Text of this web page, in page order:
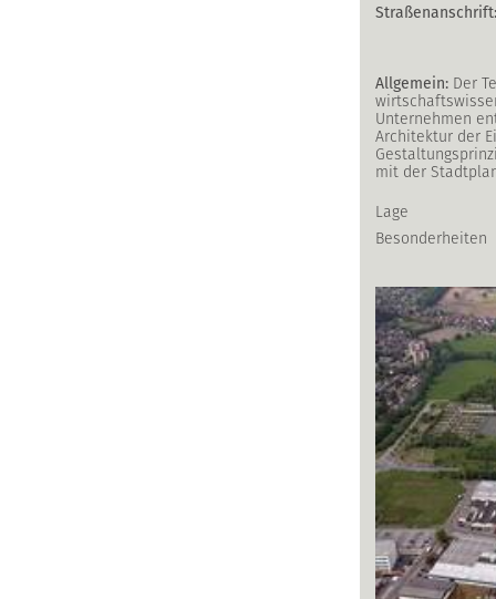
Straßenanschrift:
Allgemein: Der
Unternehmen
Architektur der
mit der
Lage
Besonderheiten